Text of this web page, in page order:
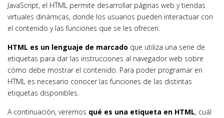
JavaScript, el HTML permite desarrollar páginas web y tiendas
virtuales dinámicas, donde los usuarios pueden interactuar con
el contenido y las funciones que se les ofrecen.
HTML es un lenguaje de marcado que utiliza una serie de
etiquetas para dar las instrucciones al navegador web sobre
cómo debe mostrar el contenido. Para poder programar en
HTML es necesario conocer las funciones de las distintas
etiquetas disponibles.
A continuación, veremos qué es una etiqueta en HTML, cuál